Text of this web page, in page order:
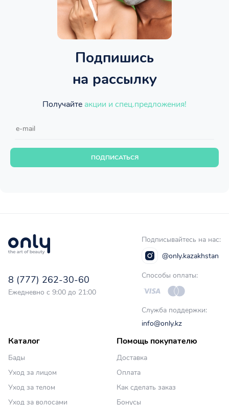
Подпишись
на рассылку
Получайте акции и спец.предложения!
ПОДПИСАТЬСЯ
8 (777) 262-30-60
Ежедневно с 9:00 до 21:00
Подписывайтесь на нас:
@only.kazakhstan
Способы оплаты:
Служба поддержки:
info@only.kz
Каталог
Бады
Уход за лицом
Уход за телом
Уход за волосами
Помощь покупателю
Доставка
Оплата
Как сделать заказ
Бонусы